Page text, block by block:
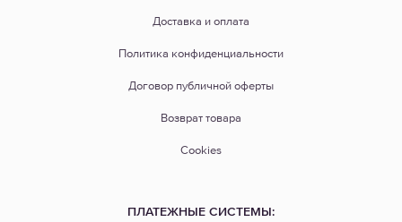
Доставка и оплата
Политика конфиденциальности
Договор публичной оферты
Возврат товара
Cookies
ПЛАТЕЖНЫЕ СИСТЕМЫ: